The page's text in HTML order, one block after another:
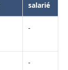
salarié
-
-